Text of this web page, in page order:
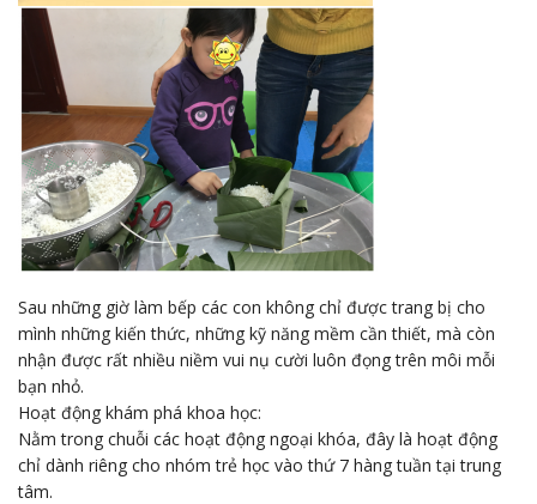
Sau những giờ làm bếp các con không chỉ được trang bị cho
mình những kiến thức, những kỹ năng mềm cần thiết, mà còn
nhận được rất nhiều niềm vui nụ cười luôn đọng trên môi mỗi
bạn nhỏ.
Hoạt động khám phá khoa học:
Nằm trong chuỗi các hoạt động ngoại khóa, đây là hoạt động
chỉ dành riêng cho nhóm trẻ học vào thứ 7 hàng tuần tại trung
tâm.